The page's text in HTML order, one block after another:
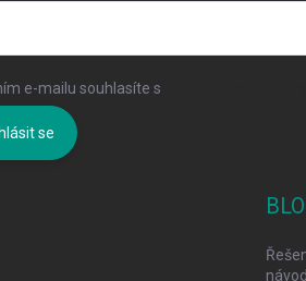
e-mailu souhlasíte s
se